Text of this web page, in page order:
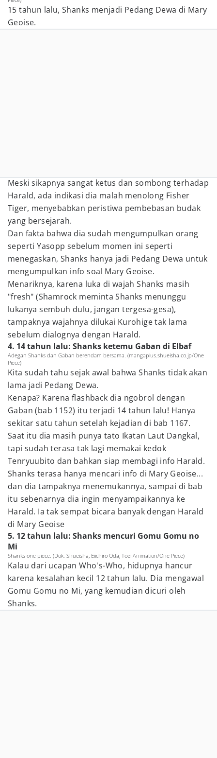
15 tahun lalu, Shanks menjadi Pedang Dewa di Mary
Geoise.
Meski sikapnya sangat ketus dan sombong terhadap
Harald, ada indikasi dia malah menolong Fisher
Tiger, menyebabkan peristiwa pembebasan budak
yang bersejarah.
Dan fakta bahwa dia sudah mengumpulkan orang
seperti Yasopp sebelum momen ini seperti
menegaskan, Shanks hanya jadi Pedang Dewa untuk
mengumpulkan info soal Mary Geoise.
Menariknya, karena luka di wajah Shanks masih
"fresh" (Shamrock meminta Shanks menunggu
lukanya sembuh dulu, jangan tergesa-gesa),
tampaknya wajahnya dilukai Kurohige tak lama
sebelum dialognya dengan Harald.
4. 14 tahun lalu: Shanks ketemu Gaban di Elbaf
Adegan Shanks dan Gaban berendam bersama. (mangaplus.shueisha.co.jp/One
Piece)
Kita sudah tahu sejak awal bahwa Shanks tidak akan
lama jadi Pedang Dewa.
Kenapa? Karena flashback dia ngobrol dengan
Gaban (bab 1152) itu terjadi 14 tahun lalu! Hanya
sekitar satu tahun setelah kejadian di bab 1167.
Saat itu dia masih punya tato Ikatan Laut Dangkal,
tapi sudah terasa tak lagi memakai kedok
Tenryuubito dan bahkan siap membagi info Harald.
Shanks terasa hanya mencari info di Mary Geoise...
dan dia tampaknya menemukannya, sampai di bab
itu sebenarnya dia ingin menyampaikannya ke
Harald. Ia tak sempat bicara banyak dengan Harald
di Mary Geoise
5. 12 tahun lalu: Shanks mencuri Gomu Gomu no
Mi
Shanks one piece. (Dok. Shueisha, Eiichiro Oda, Toei Animation/One Piece)
Kalau dari ucapan Who's-Who, hidupnya hancur
karena kesalahan kecil 12 tahun lalu. Dia mengawal
Gomu Gomu no Mi, yang kemudian dicuri oleh
Shanks.